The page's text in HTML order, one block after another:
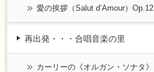
愛の挨拶（Salut d’Amour）Op.12
再出発・・・合唱音楽の里
カーリーの《オルガン・ソナタ》